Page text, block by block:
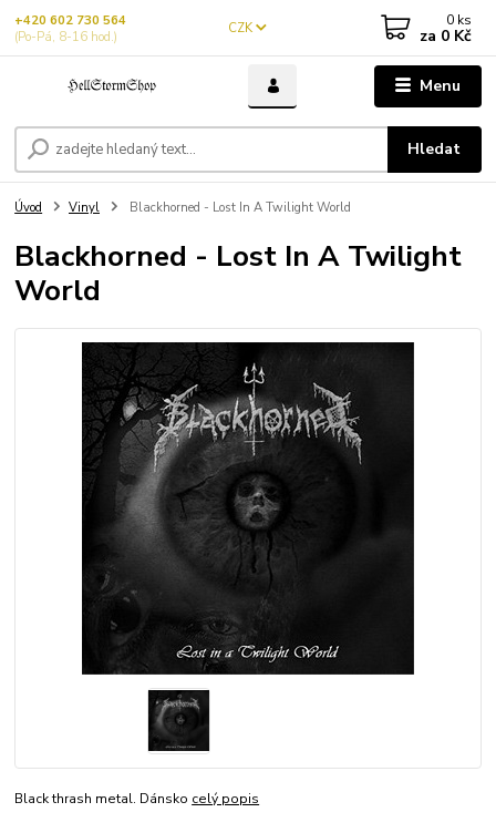
Menu
CZK
Hledat
+420 602 730 564
(Po-Pá, 8-16 hod.)
0 ks
za 0 Kč
Úvod Vinyl Blackhorned - Lost In A Twilight World
Blackhorned - Lost In A Twilight
World
Black thrash metal. Dánsko celý popis